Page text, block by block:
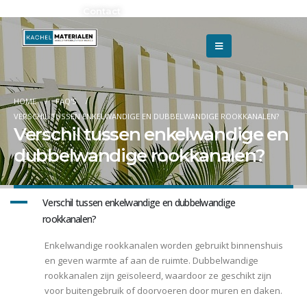
HOME
FAQ'S
VERSCHIL TUSSEN ENKELWANDIGE EN DUBBELWANDIGE ROOKKANALEN?
Verschil tussen enkelwandige en
dubbelwandige rookkanalen?
A
Verschil tussen enkelwandige en dubbelwandige
rookkanalen?
Enkelwandige rookkanalen worden gebruikt binnenshuis
en geven warmte af aan de ruimte. Dubbelwandige
rookkanalen zijn geïsoleerd, waardoor ze geschikt zijn
voor buitengebruik of doorvoeren door muren en daken.